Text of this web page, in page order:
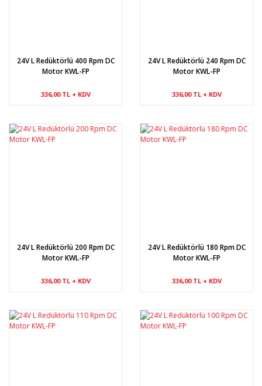
24V L Redüktörlü 400 Rpm DC
Motor KWL-FP
336,00 TL + KDV
24V L Redüktörlü 240 Rpm DC
Motor KWL-FP
336,00 TL + KDV
24V L Redüktörlü 200 Rpm DC
Motor KWL-FP
336,00 TL + KDV
24V L Redüktörlü 180 Rpm DC
Motor KWL-FP
336,00 TL + KDV